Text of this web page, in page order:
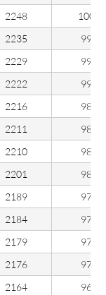
2248
100
2235
99
2229
99
2222
99
2216
98
2211
98
2210
98
2201
98
2189
97
2184
97
2179
97
2176
97
2164
96